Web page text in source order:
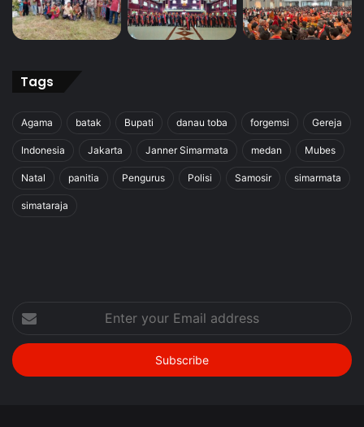
Tags
Agama batak Bupati danau toba forgemsi Gereja
Indonesia Jakarta Janner Simarmata medan Mubes
Natal panitia Pengurus Polisi Samosir simarmata
simataraja
Enter
your
Email
address